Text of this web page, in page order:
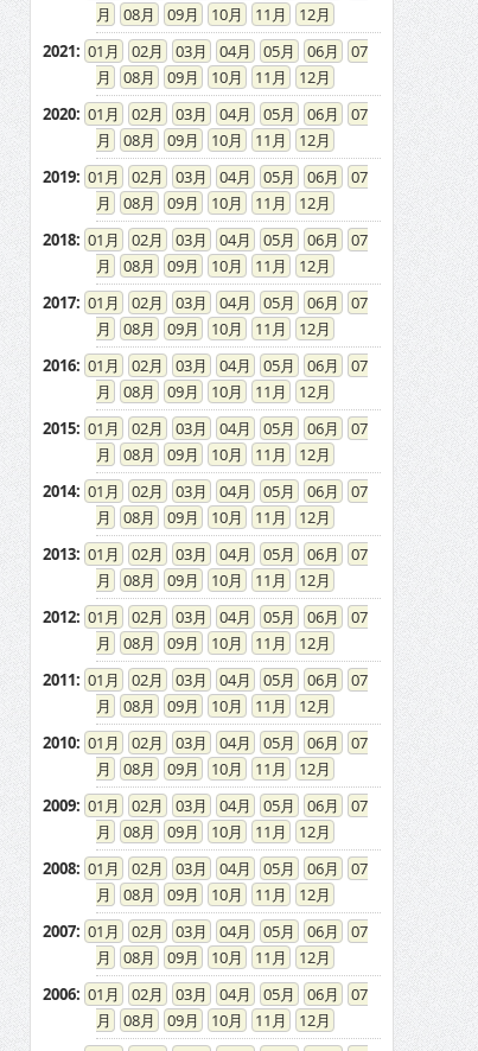
08
09 10 11
12
2021: 01 02 03 04 05 06
07
08
09 10 11
12
2020: 01 02 03 04 05 06
07
08
09 10 11
12
2019: 01 02 03 04 05 06
07
08
09 10 11
12
2018: 01 02 03 04 05 06
07
08
09 10 11
12
2017: 01 02 03 04 05 06
07
08
09 10 11
12
2016: 01 02 03 04 05 06
07
08
09 10 11
12
2015: 01 02 03 04 05 06
07
08
09 10 11
12
2014: 01 02 03 04 05 06
07
08
09 10 11
12
2013: 01 02 03 04 05 06
07
08
09 10 11
12
2012: 01 02 03 04 05 06
07
08
09 10 11
12
2011: 01 02 03 04 05 06
07
08
09 10 11
12
2010: 01 02 03 04 05 06
07
08
09 10 11
12
2009: 01 02 03 04 05 06
07
08
09 10 11
12
2008: 01 02 03 04 05 06
07
08
09 10 11
12
2007: 01 02 03 04 05 06
07
08
09 10 11
12
2006: 01 02 03 04 05 06
07
08
09 10 11
12